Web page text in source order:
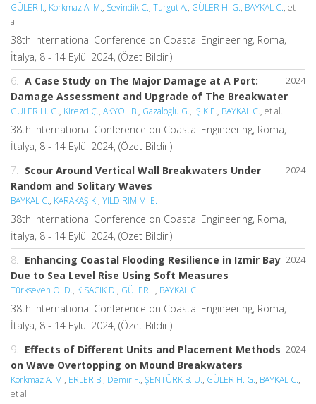
GÜLER I., Korkmaz A. M., Sevindik C., Turgut A., GÜLER H. G., BAYKAL C., et
al.
38th International Conference on Coastal Engineering, Roma,
İtalya, 8 - 14 Eylül 2024, (Özet Bildiri)
2024
6.
A Case Study on The Major Damage at A Port:
Damage Assessment and Upgrade of The Breakwater
GÜLER H. G., Kirezci Ç., AKYOL B., Gazaloğlu G., IŞIK E., BAYKAL C., et al.
38th International Conference on Coastal Engineering, Roma,
İtalya, 8 - 14 Eylül 2024, (Özet Bildiri)
2024
7.
Scour Around Vertical Wall Breakwaters Under
Random and Solitary Waves
BAYKAL C., KARAKAŞ K., YILDIRIM M. E.
38th International Conference on Coastal Engineering, Roma,
İtalya, 8 - 14 Eylül 2024, (Özet Bildiri)
2024
8.
Enhancing Coastal Flooding Resilience in Izmir Bay
Due to Sea Level Rise Using Soft Measures
Türkseven O. D., KISACIK D., GÜLER I., BAYKAL C.
38th International Conference on Coastal Engineering, Roma,
İtalya, 8 - 14 Eylül 2024, (Özet Bildiri)
2024
9.
Effects of Different Units and Placement Methods
on Wave Overtopping on Mound Breakwaters
Korkmaz A. M., ERLER B., Demir F., ŞENTÜRK B. U., GÜLER H. G., BAYKAL C.,
et al.